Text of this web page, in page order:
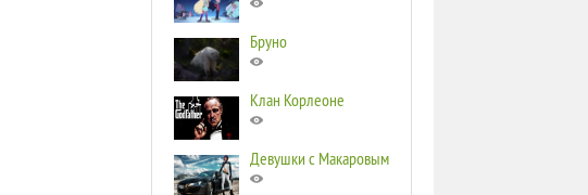
Бруно
Клан Корлеоне
Девушки с Макаровым